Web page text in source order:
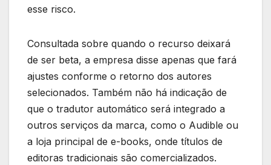
esse risco.
Consultada sobre quando o recurso deixará
de ser beta, a empresa disse apenas que fará
ajustes conforme o retorno dos autores
selecionados. Também não há indicação de
que o tradutor automático será integrado a
outros serviços da marca, como o Audible ou
a loja principal de e-books, onde títulos de
editoras tradicionais são comercializados.